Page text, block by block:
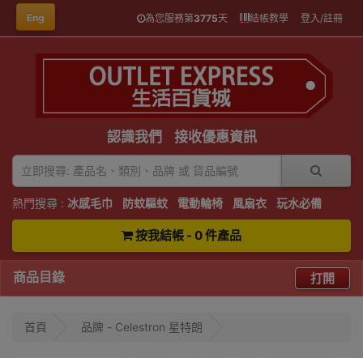
Eng 為您服務第3775天 結帳教學 登入/註冊
認識我們 接收優惠資訊
熱門搜尋 : 冰感毛巾 防蚊驅蚊 電動輪椅 風扇衣 玩水必備
按我結帳 - 0 件產品
商品目錄 打開
首頁 品牌 - Celestron 星特朗